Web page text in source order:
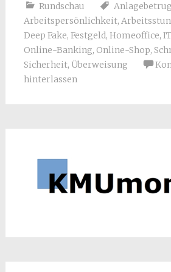
Rundschau Anlagebetrug
Arbeitspersönlichkeit,
Deep Fake, Festgeld, Homeoffice,
Online-Banking, Online-Shop,
Sicherheit, Überweisung
hinterlassen